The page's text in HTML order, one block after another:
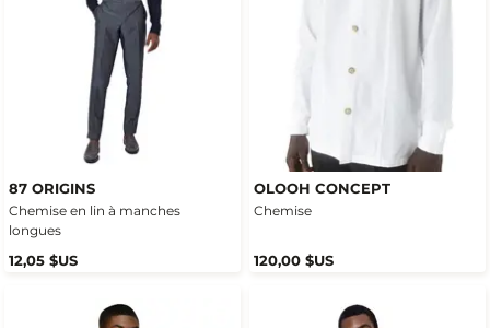
87 ORIGINS
Chemise en lin à manches
longues
12,05 $US
OLOOH CONCEPT
Chemise
120,00 $US